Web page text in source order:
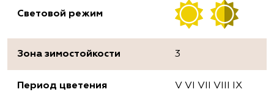
Световой режим
Зона зимостойкости 3
Период цветения V VI VII VIII IX